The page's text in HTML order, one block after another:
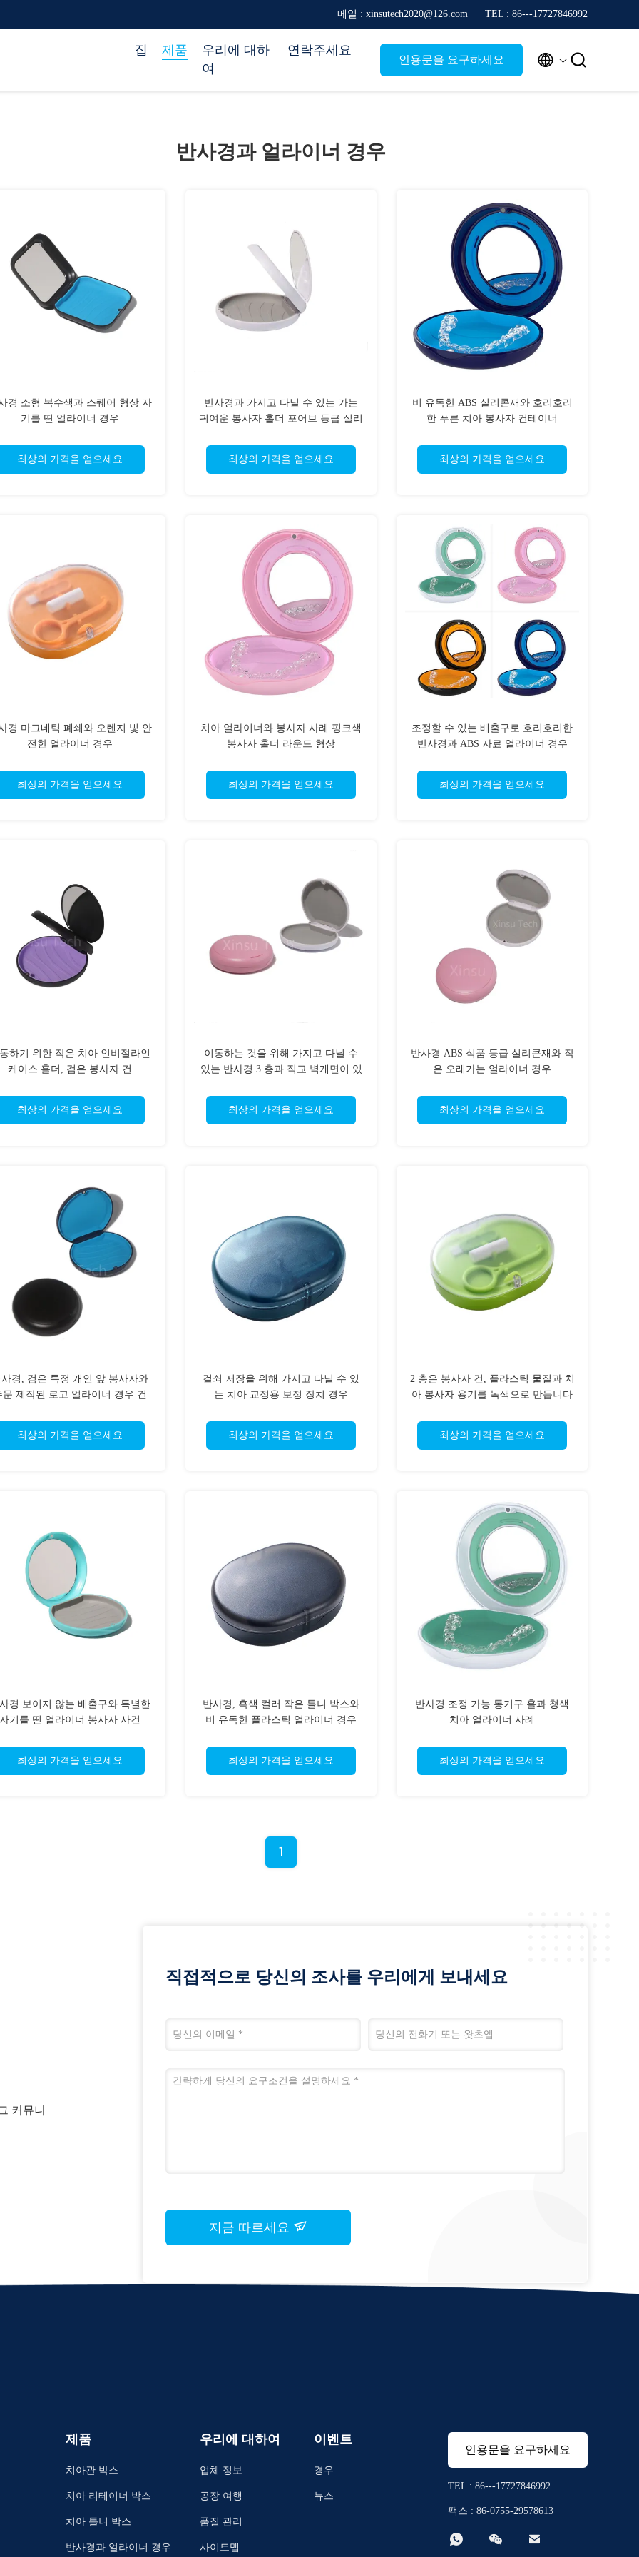
메일 : xinsutech2020@126.com TEL : 86---17727846992
집 제품
우리에 대하
여
연락주세요
인용문을 요구하세요  
반사경과 얼라이너 경우
경 소형 복수색과 스퀘어 형상 자
기를 띤 얼라이너 경우
최상의 가격을 얻으세요
반사경과 가지고 다닐 수 있는 가는
귀여운 봉사자 홀더 포어브 등급 실리
최상의 가격을 얻으세요
비 유독한 ABS 실리콘재와 호리호리
한 푸른 치아 봉사자 컨테이너
최상의 가격을 얻으세요
경 마그네틱 폐쇄와 오렌지 빛 안
전한 얼라이너 경우
최상의 가격을 얻으세요
치아 얼라이너와 봉사자 사례 핑크색
봉사자 홀더 라운드 형상
최상의 가격을 얻으세요
조정할 수 있는 배출구로 호리호리한
반사경과 ABS 자료 얼라이너 경우
최상의 가격을 얻으세요
하기 위한 작은 치아 인비절라인
케이스 홀더, 검은 봉사자 건
최상의 가격을 얻으세요
이동하는 것을 위해 가지고 다닐 수
있는 반사경 3 층과 직교 벽개면이 있
최상의 가격을 얻으세요
반사경 ABS 식품 등급 실리콘재와 작
은 오래가는 얼라이너 경우
최상의 가격을 얻으세요
경, 검은 특정 개인 앞 봉사자와
문 제작된 로고 얼라이너 경우 건
최상의 가격을 얻으세요
걸쇠 저장을 위해 가지고 다닐 수 있
는 치아 교정용 보정 장치 경우
최상의 가격을 얻으세요
2 층은 봉사자 건, 플라스틱 물질과 치
아 봉사자 용기를 녹색으로 만듭니다
최상의 가격을 얻으세요
경 보이지 않는 배출구와 특별한
자기를 띤 얼라이너 봉사자 사건
최상의 가격을 얻으세요
반사경, 흑색 컬러 작은 틀니 박스와
비 유독한 플라스틱 얼라이너 경우
최상의 가격을 얻으세요
반사경 조정 가능 통기구 홀과 청색
치아 얼라이너 사례
최상의 가격을 얻으세요
1
커뮤니
직접적으로 당신의 조사를 우리에게 보내세요
지금 따르세요
제품
치아관 박스
치아 리테이너 박스
치아 틀니 박스
반사경과 얼라이너 경우
우리에 대하여
업체 정보
공장 여행
품질 관리
사이트맵
이벤트
경우
뉴스
인용문을 요구하세요
TEL : 86---17727846992
팩스 : 86-0755-29578613
  